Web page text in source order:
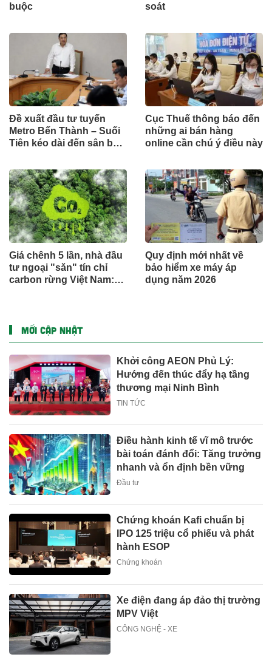
buộc
soát
Đề xuất đầu tư tuyến
Metro Bến Thành – Suối
Tiên kéo dài đến sân bay
thức công trình cấp bách
Cục Thuế thông báo đến
những ai bán hàng
online cần chú ý điều này
Giá chênh 5 lần, nhà đầu
tư ngoại "săn" tín chỉ
carbon rừng Việt Nam:
Quy định mới nhất về
bảo hiểm xe máy áp
dụng năm 2026
MỚI CẬP NHẬT
Khởi công AEON Phủ Lý:
Hướng đến thúc đẩy hạ tầng
thương mại Ninh Bình
TIN TỨC
Điều hành kinh tế vĩ mô trước
bài toán đánh đổi: Tăng trưởng
nhanh và ổn định bền vững
Đầu tư
Chứng khoán Kafi chuẩn bị
IPO 125 triệu cổ phiếu và phát
hành ESOP
Chứng khoán
Xe điện đang áp đảo thị trường
MPV Việt
CÔNG NGHỆ - XE